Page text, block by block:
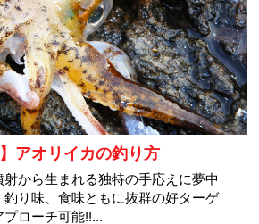
アオリイカの釣り方
から生まれる独特の手応えに夢中
り味、食味ともに抜群の好ターゲ
プローチ可能!!…